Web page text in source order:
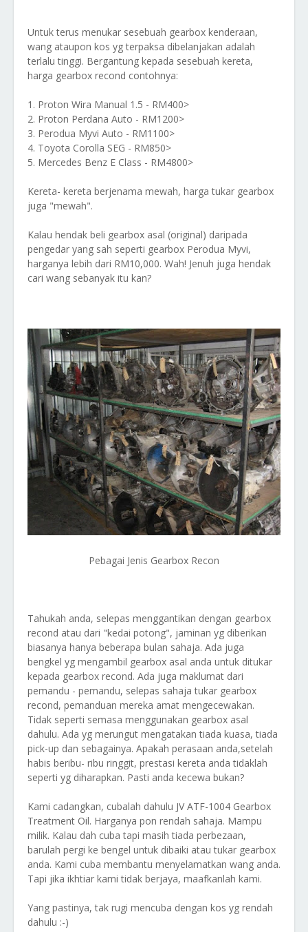
Untuk terus menukar sesebuah gearbox kenderaan,
wang ataupon kos yg terpaksa dibelanjakan adalah
terlalu tinggi. Bergantung kepada sesebuah kereta,
harga gearbox recond contohnya:
1. Proton Wira Manual 1.5 - RM400>
2. Proton Perdana Auto - RM1200>
3. Perodua Myvi Auto - RM1100>
4. Toyota Corolla SEG - RM850>
5. Mercedes Benz E Class - RM4800>
Kereta- kereta berjenama mewah, harga tukar gearbox
juga "mewah".
Kalau hendak beli gearbox asal (original) daripada
pengedar yang sah seperti gearbox Perodua Myvi,
harganya lebih dari RM10,000. Wah! Jenuh juga hendak
cari wang sebanyak itu kan?
Pebagai Jenis Gearbox Recon
Tahukah anda, selepas menggantikan dengan gearbox
recond atau dari "kedai potong", jaminan yg diberikan
biasanya hanya beberapa bulan sahaja. Ada juga
bengkel yg mengambil gearbox asal anda untuk ditukar
kepada gearbox recond. Ada juga maklumat dari
pemandu - pemandu, selepas sahaja tukar gearbox
recond, pemanduan mereka amat mengecewakan.
Tidak seperti semasa menggunakan gearbox asal
dahulu. Ada yg merungut mengatakan tiada kuasa, tiada
pick-up dan sebagainya. Apakah perasaan anda,setelah
habis beribu- ribu ringgit, prestasi kereta anda tidaklah
seperti yg diharapkan. Pasti anda kecewa bukan?
Kami cadangkan, cubalah dahulu JV ATF-1004 Gearbox
Treatment Oil. Harganya pon rendah sahaja. Mampu
milik. Kalau dah cuba tapi masih tiada perbezaan,
barulah pergi ke bengel untuk dibaiki atau tukar gearbox
anda. Kami cuba membantu menyelamatkan wang anda.
Tapi jika ikhtiar kami tidak berjaya, maafkanlah kami.
Yang pastinya, tak rugi mencuba dengan kos yg rendah
dahulu :-)